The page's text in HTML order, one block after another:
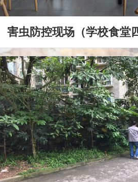
害虫防控现场（学校食堂